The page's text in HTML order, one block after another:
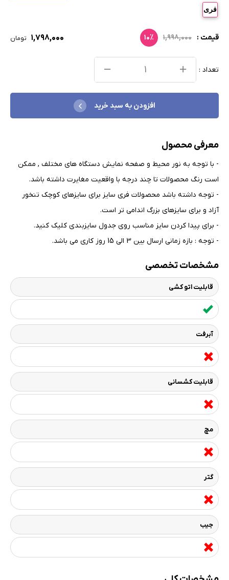
فری
قیمت : ۱,۹۹۸,۰۰۰ ۱۰٪ ۱,۷۹۸,۰۰۰ تومان
تعداد :
افزودن به سبد خرید
معرفی محصول
- با توجه به نور محیط و صفحه نمایش دستگاه های مختلف , ممکن
است رنگ محصولات تا چند درجه با واقعیت مغایرت داشته باشد.
- توجه داشته باشد محصولات فری سایز برای سایزهای کوچک تنخور
آزاد و برای سایزهای بزرگ اندامی تر است.
- برای پیدا کردن سایز مناسب روی جدول سایزبندی کلیک کنید.
- توجه : بازه زمانی ارسال بین 3 الی 15 روز کاری می باشد.
مشخصات تخصصی
قابلیت اتو کشی
آبرفت
قابلیت کشسانی
مچ
گتر
جیب